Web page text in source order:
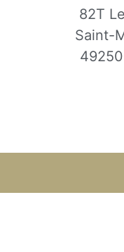
82T
Saint-
49250